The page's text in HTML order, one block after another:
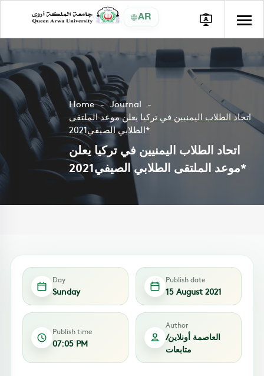
AR
Home
Journal
اتحاد الطلاب اليمنيين في تركيا يعلن موعد الملتقى
الطلابي الصيفي2021*
اتحاد الطلاب اليمنيين في تركيا يعلن
موعد الملتقى الطلابي الصيفي2021*
Day
Sunday
Publish date
15 August 2021
Publish time
07:05 PM
Author
العاصمة أونلاين/
متابعات